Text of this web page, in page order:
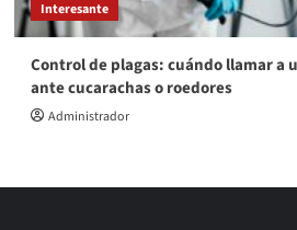
Interesante
Control de plagas: cuándo llamar a
ante cucarachas o roedores
Administrador